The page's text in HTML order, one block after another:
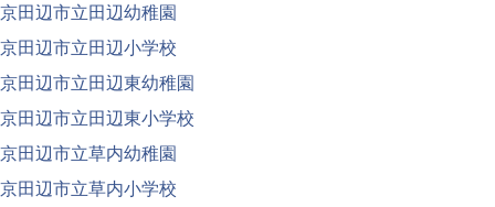
京田辺市立田辺幼稚園
京田辺市立田辺小学校
京田辺市立田辺東幼稚園
京田辺市立田辺東小学校
京田辺市立草内幼稚園
京田辺市立草内小学校